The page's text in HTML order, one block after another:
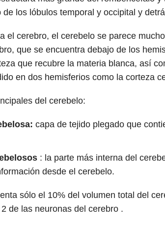
los lóbulos temporal y occipital y
el cerebro, el cerebelo se parece
que se encuentra debajo de los
que recubre la materia blanca, así
en dos hemisferios como la corteza
del cerebelo:
capa de tejido plegado que
: la parte más interna del
desde el cerebelo.
sólo el 10% del volumen total del
2 de las neuronas del cerebro .